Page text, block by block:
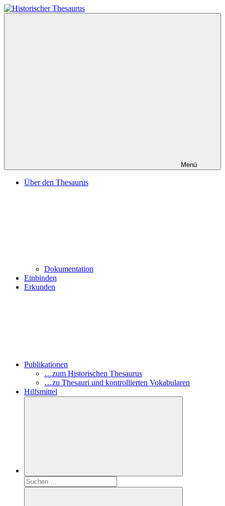
Zum
Inhalt
Menü
Über den Thesaurus
Dokumentation
Einbinden
Erkunden
Publikationen
…zum Historischen Thesaurus
…zu Thesauri und kontrollierten Vokabularen
Hilfsmittel
Suchen
nach: